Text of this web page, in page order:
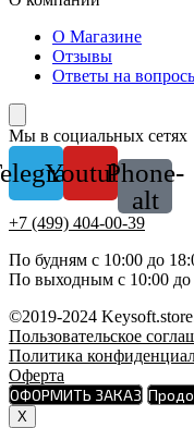
О Магазине
Отзывы
Ответы на
Мы в социальных сетях
YoutubePhone-
alt
+7 (499) 404-00-39
По будням с 10:00 до
По выходным с 10:00 до
©2019-2024
Пользовательское
Политика
Оферта
ОФОРМИТЬ ЗАКАЗ
X